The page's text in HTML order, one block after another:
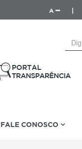
A
FALE CONOSCO